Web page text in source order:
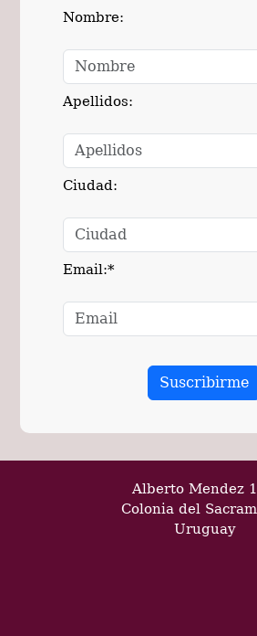
Nombre:
Apellidos:
Ciudad:
Email:*
Alberto Mendez
Colonia del
Uruguay